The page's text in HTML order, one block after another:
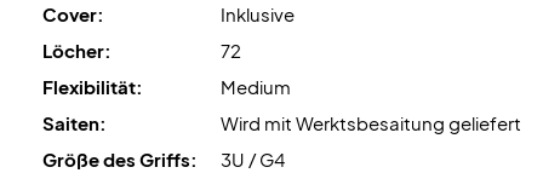
Cover:
Inklusive
Löcher:
72
Flexibilität:
Medium
Saiten:
Wird mit Werktsbesaitung geliefert
Größe des Griffs:
3U / G4